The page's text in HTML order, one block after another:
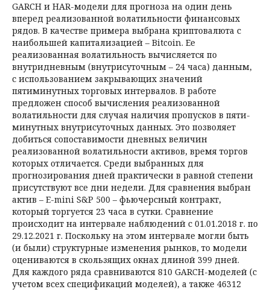
GARСH и HAR-модели для прогноза на один день
вперед реализованной волатильности финансовых
рядов. В ка­честве примера выбрана криптовалюта с
наибольшей капитализацией – Bitcoin. Ее
реализованная волатильность вычисляется по
внутридневным (внут­рисуточным – 24 часа) данным,
с использованием закрывающих значений
пятиминутных торговых интервалов. В работе
предложен способ вычисле­ния реализованной
волатильности для случая наличия пропусков в пяти­
минутных внутрисуточных данных. Это позволяет
добиться сопоставимо­сти дневных величин
реализованной волатильности активов, время торгов
которых отличается. Среди выбранных для
прогнозирования дней практи­чески в равной степени
присутствуют все дни недели. Для сравнения выбран
актив – E-mini S&P 500 – фьючерсный контракт,
который торгуется 23 часа в сутки. Сравнение
происходит на интервале наблюдений с 01.01.2018 г. по
29.12.2021 г. Поскольку на этом интервале могли быть
(и были) структурные изменения рынков, то модели
оцениваются в скользящих окнах длиной 399 дней.
Для каждого ряда сравниваются 810 GARCH-моделей (с
учетом всех спецификаций моделей), а также 46312